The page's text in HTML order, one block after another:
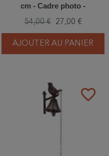
cm - Cadre photo -
54,00 € 27,00 €
AJOUTER AU PANIER
favorite_border